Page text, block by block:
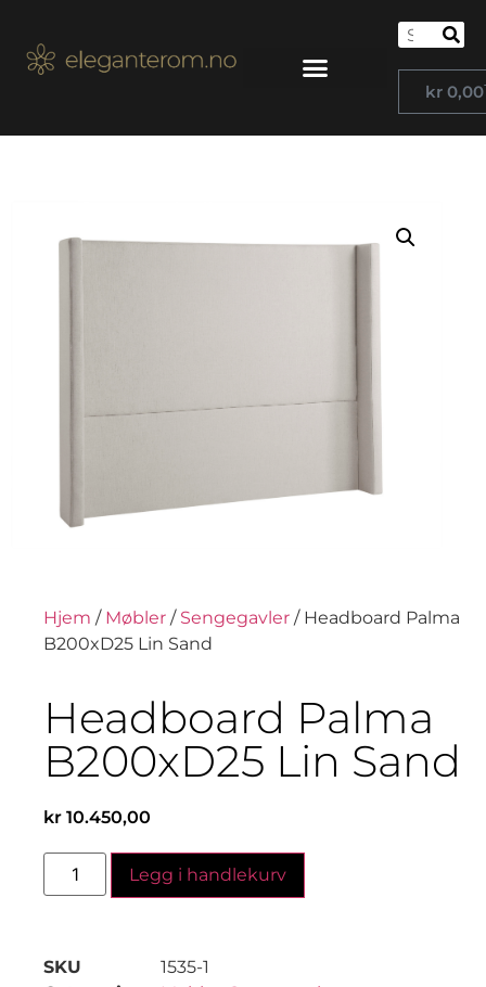
kr0,00
Hjem / Møbler / Sengegavler / Headboard Palma
B200xD25 Lin Sand
Headboard Palma
B200xD25 Lin Sand
kr 10.450,00
Legg i handlekurv
SKU
1535-1